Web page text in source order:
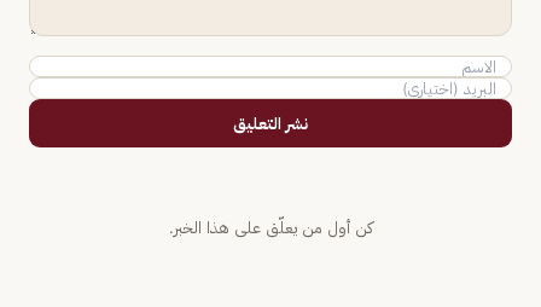
نشر التعليق
كن أول من يعلّق على هذا الخبر.